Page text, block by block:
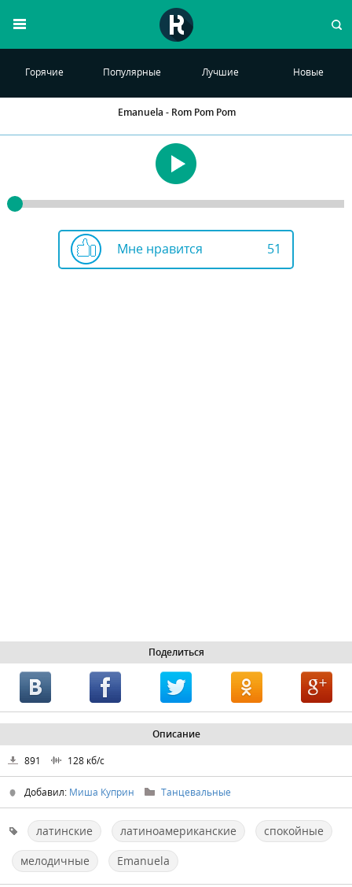
Горячие Популярные Лучшие Новые
Emanuela - Rom Pom Pom
Мне нравится 51
Поделиться
Описание
891
128 кб/с
Добавил: Миша Куприн Танцевальные
латинские латиноамериканские
спокойные
мелодичные
Emanuela